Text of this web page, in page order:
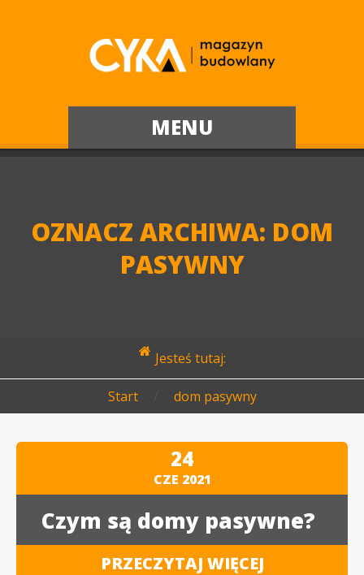
MENU
OZNACZ ARCHIWA: DOM
PASYWNY
Jesteś tutaj:
Start dom pasywny
24
CZE 2021
Czym są domy pasywne?
PRZECZYTAJ WIĘCEJ